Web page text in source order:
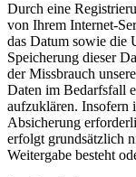
Durch eine
von Ihrem Internet-
das Datum sowie die
Speicherung dieser
der Missbrauch
Daten im Bedarfsfall
aufzuklären. Insofern
Absicherung
erfolgt grundsätzlich
Weitergabe besteht